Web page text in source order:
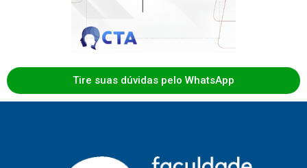
Tire suas dúvidas pelo WhatsApp